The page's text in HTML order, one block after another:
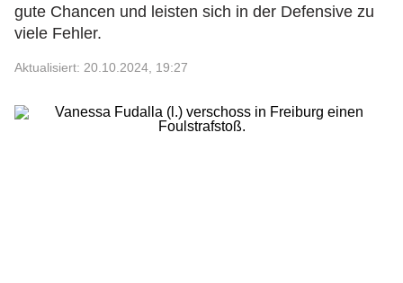
gute Chancen und leisten sich in der Defensive zu
viele Fehler.
Aktualisiert: 20.10.2024, 19:27